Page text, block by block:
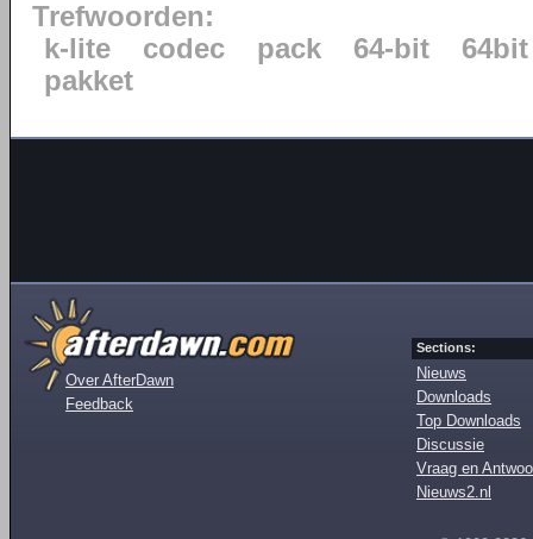
Trefwoorden:
k-lite
codec pack 64-bit
64bit
pakket
Over AfterDawn
Feedback
Sections:
Nieuws
Downloads
Top Downloads
Discussie
Vraag en
Nieuws2.nl